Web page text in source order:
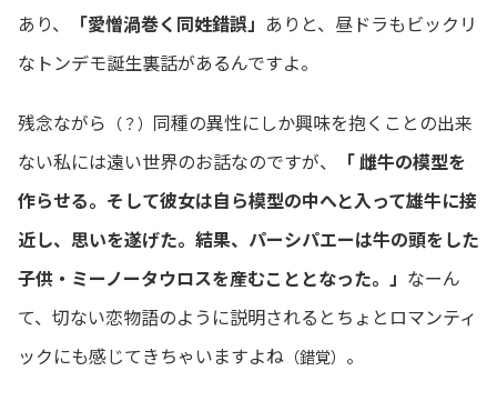
あり、
「愛憎渦巻く同姓錯誤」 ありと、昼ドラもビックリ
なトンデモ誕生裏話があるんですよ。
残念ながら （？） 同種の異性にしか興味を抱くことの出来
ない私には遠い世界のお話なのですが、
「 雌牛の模型を
作らせる。そして彼女は自ら模型の中へと入って雄牛に接
近し、思いを遂げた。結果、パーシパエーは牛の頭をした
子供・ミーノータウロスを産むこととなった。」 なーん
て、切ない恋物語のように説明されるとちょとロマンティ
ックにも感じてきちゃいますよね （錯覚） 。